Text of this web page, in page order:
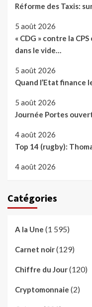
Réforme des Taxis:
5 août 2026
« CDG » contre la
dans le vide…
5 août 2026
Quand l’Etat finance
5 août 2026
Journée Portes
4 août 2026
Top 14 (rugby):
4 août 2026
Catégories
A la Une (1 595)
Carnet noir(129)
Chiffre du Jour(120)
Cryptomonnaie (2)